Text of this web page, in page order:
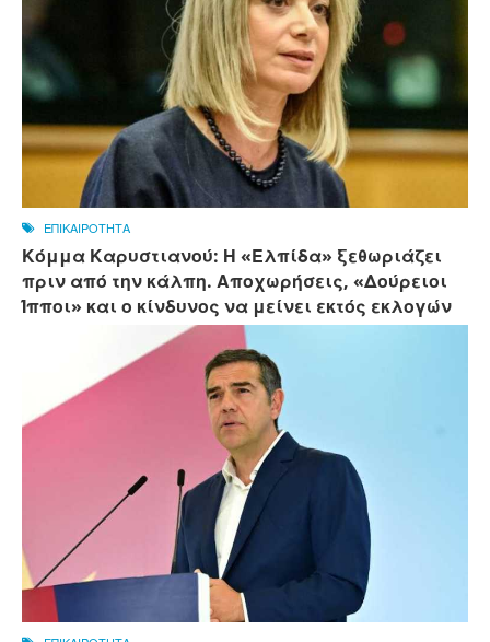
ΕΠΙΚΑΙΡΟΤΗΤΑ
Κόμμα Καρυστιανού: Η «Ελπίδα» ξεθωριάζει
πριν από την κάλπη. Αποχωρήσεις, «Δούρειοι
Ίπποι» και ο κίνδυνος να μείνει εκτός εκλογών